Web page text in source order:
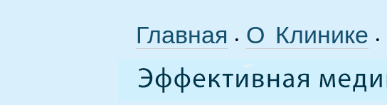
Главная • О Клинике •